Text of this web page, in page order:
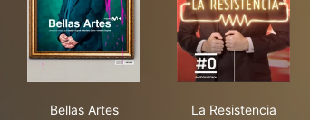
Bellas Artes
La Resistencia